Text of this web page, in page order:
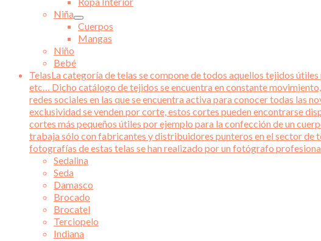
Niña
Cuerpos
Mangas
Niño
Bebé
TelasLa categoría de telas se compone de todos aquellos tejidos
etc… Dicho catálogo de tejidos se encuentra en constante
redes sociales en las que se encuentra activa para conocer todas las
exclusividad se venden por corte, estos cortes pueden encontrarse
cortes más pequeños útiles por ejemplo para la confección de un
trabaja sólo con fabricantes y distribuidores punteros en el sector de
fotografías de estas telas se han realizado por un fotógrafo
Sedalina
Seda
Damasco
Brocado
Brocatel
Terciopelo
Indiana